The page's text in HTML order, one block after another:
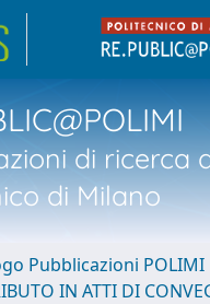
di ricerca
di Milano
Pubblicazioni POLIMI
IN ATTI DI